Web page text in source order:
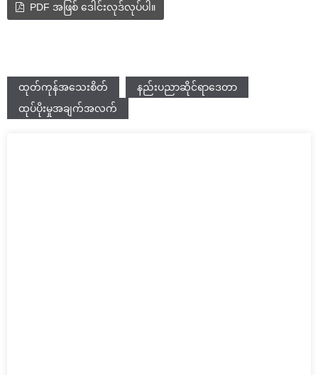
PDF အဖြစ် ဒေါင်းလုဒ်လုပ်ပါ။
ထုတ်ကုန်အသေးစိတ်
နည်းပညာဆိုင်ရာဒေတာ
ထုပ်ပိုးမှုအချက်အလက်